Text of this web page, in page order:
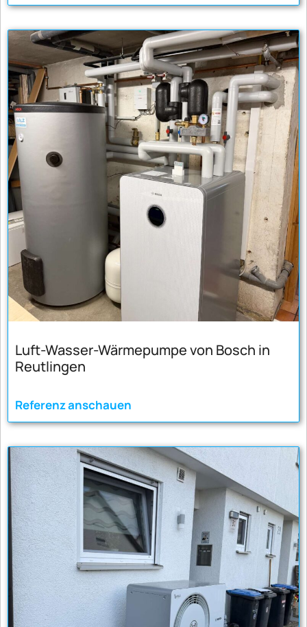
Luft-Wasser-Wärmepumpe von Bosch in
Reutlingen
Referenz anschauen